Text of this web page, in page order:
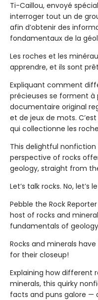
Ti-Caillou, envoyé
interroger tout un de
afin d’obtenir des
fondamentaux de la
Les roches et les
apprendre, et ils sont
Expliquant comment
précieuses se forment
documentaire original
et de jeux de mots.
qui collectionne les
This delightful
perspective of rocks
geology, straight from
Let’s talk rocks. No, let’s
Pebble the Rock
host of rocks and
fundamentals of
Rocks and minerals
for their closeup!
Explaining how different
minerals, this quirky
facts and puns galore —